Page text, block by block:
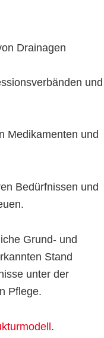
Drainagen
und
Medikamenten und
Bedürfnissen und
Grund- und
Stand
unter der
Pflege.
.